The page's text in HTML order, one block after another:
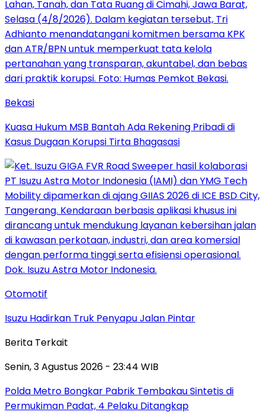
Bekasi
Kuasa Hukum MSB Bantah Ada Rekening Pribadi di
Kasus Dugaan Korupsi Tirta Bhagasasi
Otomotif
Isuzu Hadirkan Truk Penyapu Jalan Pintar
Berita Terkait
Senin, 3 Agustus 2026 - 23:44 WIB
Polda Metro Bongkar Pabrik Tembakau Sintetis di
Permukiman Padat, 4 Pelaku Ditangkap